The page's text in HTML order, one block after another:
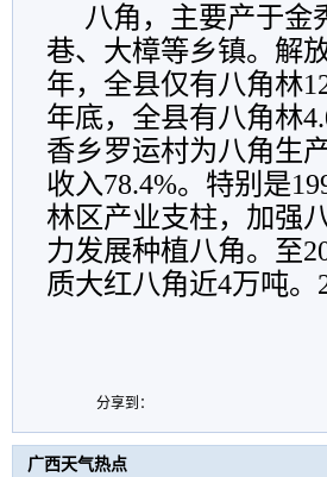
八角，主要产于金
巷、大樟等乡镇。解
年，全县仅有八角林
年底，全县有八角林
香乡罗运村为八角生
收入78.4%。特别是
林区产业支柱，加强
力发展种植八角。至
质大红八角近4万吨
分享到：
广西天气热点